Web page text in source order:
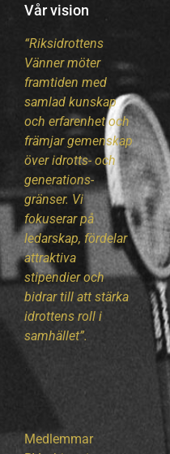
Vår vision
“Riksidrottens
Vänner möter
framtiden med
samlad kunskap
och erfarenhet och
främjar gemenskap
över idrotts- och
generations-
gränser. Vi
fokuserar på
ledarskap, fördelar
attraktiva
stipendier och
bidrar till att stärka
idrottens roll i
samhället”.
Medlemmar